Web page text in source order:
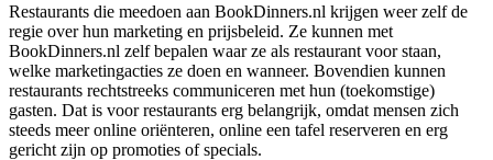
Restaurants die meedoen aan BookDinners.nl krijgen weer zelf de
regie over hun marketing en prijsbeleid. Ze kunnen met
BookDinners.nl zelf bepalen waar ze als restaurant voor staan,
welke marketingacties ze doen en wanneer. Bovendien kunnen
restaurants rechtstreeks communiceren met hun (toekomstige)
gasten. Dat is voor restaurants erg belangrijk, omdat mensen zich
steeds meer online oriënteren, online een tafel reserveren en erg
gericht zijn op promoties of specials.